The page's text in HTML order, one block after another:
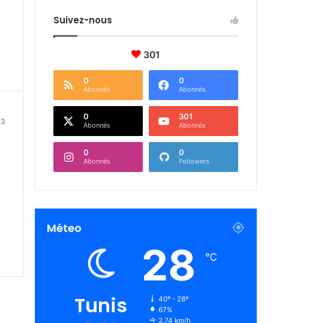
Suivez-nous
301
0
Abonnés
0
Abonnés
0
Abonnés
301
Abonnés
0
Abonnés
0
Followers
Méteo
Tunis
28 ℃
40º - 28º
67%
2.74 km/h